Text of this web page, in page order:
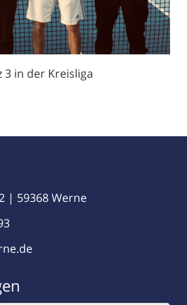
in der Kreisliga
| 59368 Werne